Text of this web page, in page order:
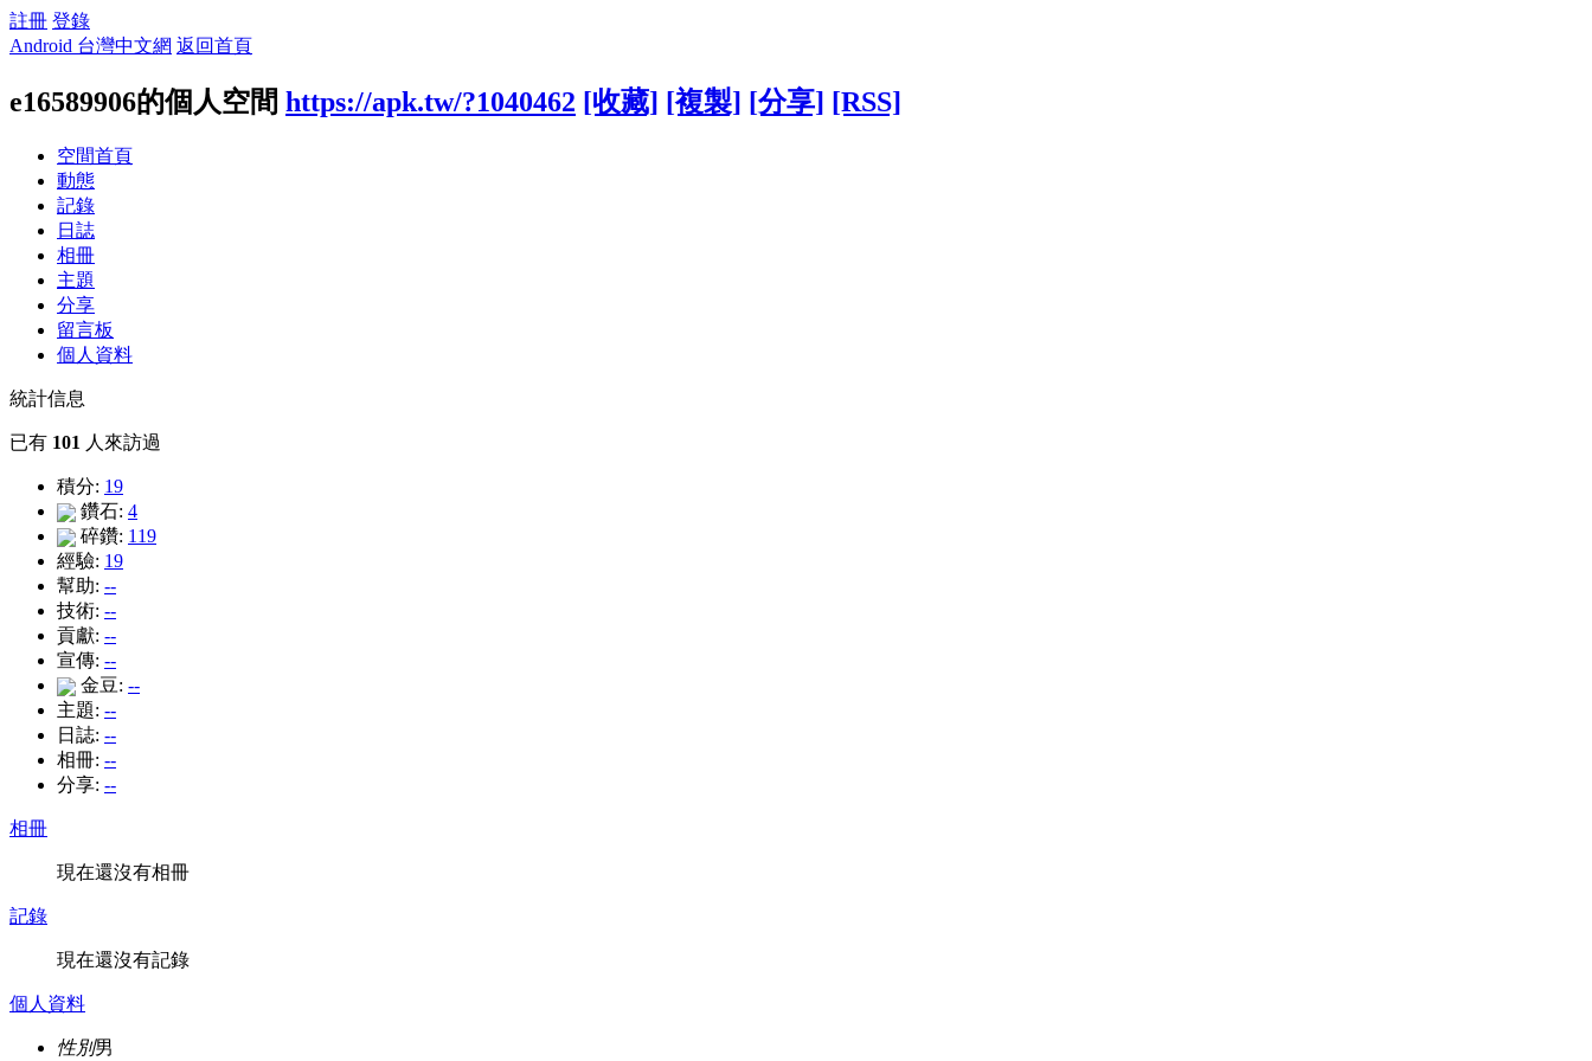
註冊 登錄
Android 台灣中文網 返回首頁
e16589906的個人空間 https://apk.tw/?1040462 [收藏] [複製] [分享] [RSS]
空間首頁
動態
記錄
日誌
相冊
主題
分享
留言板
個人資料
統計信息
已有 101 人來訪過
積分: 19
鑽石: 4
碎鑽: 119
經驗: 19
幫助: --
技術: --
貢獻: --
宣傳: --
金豆: --
主題: --
日誌: --
相冊: --
分享: --
相冊
現在還沒有相冊
記錄
現在還沒有記錄
個人資料
性別男